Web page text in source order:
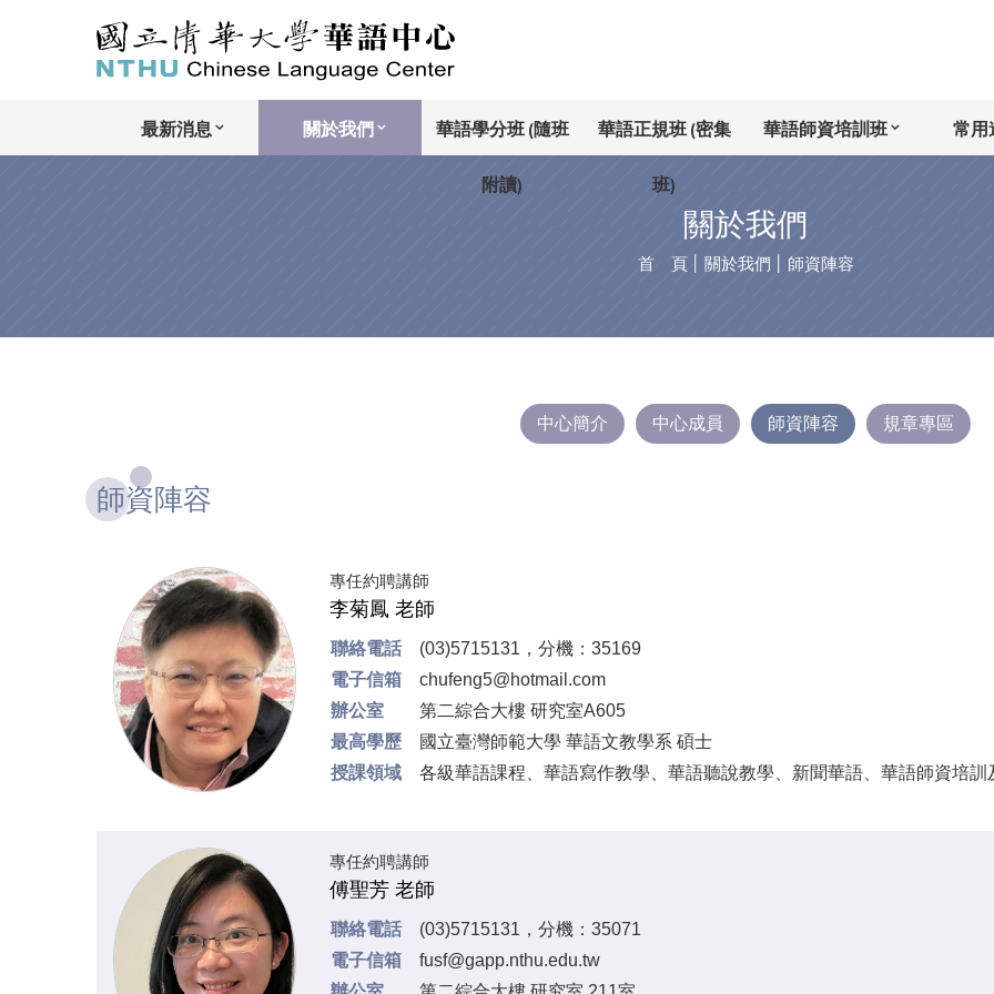
最新消息 關於我們 華語學分班 (隨班
附讀)
華語正規班 (密集
班)
華語師資培訓班 常用
關於我們
首 頁 關於我們 師資陣容
中心簡介 中心成員 師資陣容 規章專區
師資陣容
專任約聘講師
李菊鳳 老師
聯絡電話
(03)5715131，分機：35169
電子信箱
chufeng5@hotmail.com
辦公室
第二綜合大樓 研究室A605
最高學歷
國立臺灣師範大學 華語文教學系 碩士
授課領域
各級華語課程、華語寫作教學、華語聽說教學、新聞華語、華語師資培訓
專任約聘講師
傅聖芳 老師
聯絡電話
(03)5715131，分機：35071
電子信箱
fusf@gapp.nthu.edu.tw